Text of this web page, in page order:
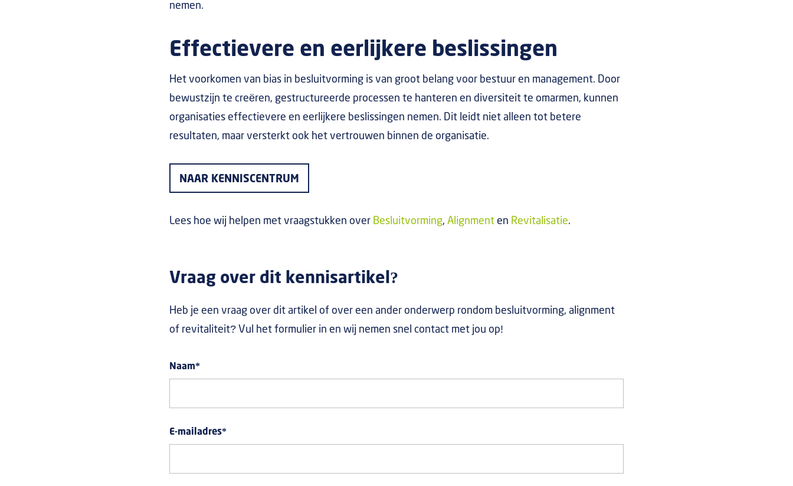
nemen.
Effectievere en eerlijkere beslissingen
Het voorkomen van bias in besluitvorming is van groot belang voor bestuur en management. Door
bewustzijn te creëren, gestructureerde processen te hanteren en diversiteit te omarmen, kunnen
organisaties effectievere en eerlijkere beslissingen nemen. Dit leidt niet alleen tot betere
resultaten, maar versterkt ook het vertrouwen binnen de organisatie.
NAAR KENNISCENTRUM
Lees hoe wij helpen met vraagstukken over Besluitvorming, Alignment en Revitalisatie.
Vraag over dit kennisartikel?
Heb je een vraag over dit artikel of over een ander onderwerp rondom besluitvorming, alignment
of revitaliteit? Vul het formulier in en wij nemen snel contact met jou op!
Naam*
E-mailadres*